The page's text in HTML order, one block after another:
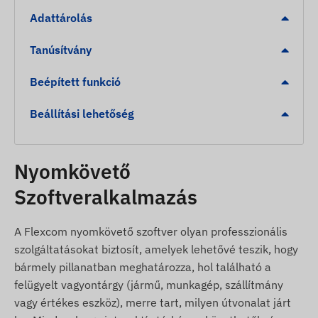
A működés ellenőrzésére szolgáló LED kijelzők,
üzemmódok.
Riasztások
Illetéktelen elmozdulás észlelése.
Alacsony akkumulátor szint jelzése az időbeni
Sebesség túllépés riasztás.
Digitális kerítés (Geofencing) elhagyása vagy egy
A csomag tartalma
Juneo TK915-E 4G LTE mágneses GPS
nyomkövető
Adattárolás
Tanúsítvány
Beépített funkció
Beállítási lehetőség
Nyomkövető
Szoftveralkalmazás
A Flexcom nyomkövető szoftver olyan professzionális
szolgáltatásokat biztosít, amelyek lehetővé teszik, hogy
bármely pillanatban meghatározza, hol található a
felügyelt vagyontárgy (jármű, munkagép, szállítmány
vagy értékes eszköz), merre tart, milyen útvonalat járt